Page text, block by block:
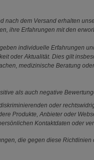
nach dem Versand erhalten
ihre Erfahrungen mit den
individuelle Erfahrungen
oder Aktualität. Dies gilt
medizinische Beratung
als auch negative
oder
Produkte, Anbieter oder
Kontaktdaten oder
die gegen diese